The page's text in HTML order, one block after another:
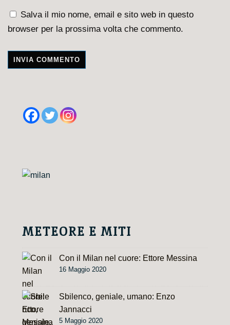
Salva il mio nome, email e sito web in questo
browser per la prossima volta che commento.
METEORE E MITI
Con il Milan nel cuore: Ettore Messina
16 Maggio 2020
Sbilenco, geniale, umano: Enzo
Jannacci
5 Maggio 2020